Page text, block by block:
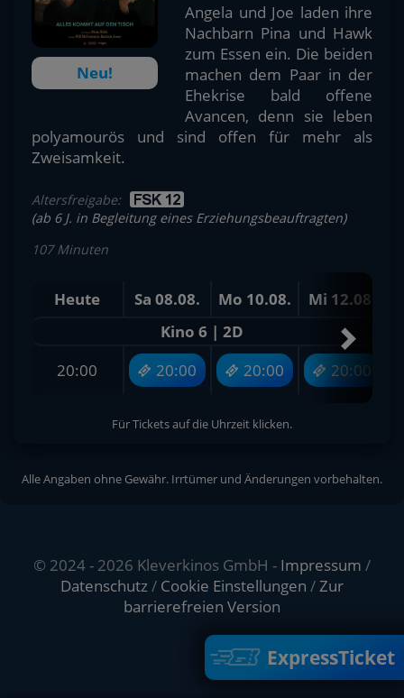
ExpressTicket
Neu!
Angela und Joe laden ihre
Nachbarn Pina und Hawk
zum Essen ein. Die beiden
machen dem Paar in der
Ehekrise bald offene
Avancen, denn sie leben
polyamourös und sind offen für mehr als
Zweisamkeit.
Altersfreigabe:
(ab 6 J. in Begleitung eines Erziehungsbeauftragten)
107 Minuten
Heute Sa 08.08. Mo 10.08. Mi 12.08.
20:00 20:00 20:00 20:00
Kino 6 | 2D
Für Tickets auf die Uhrzeit klicken.
Alle Angaben ohne Gewähr. Irrtümer und Änderungen vorbehalten.
© 2024 - 2026 Kleverkinos GmbH - Impressum /
Datenschutz/ Cookie Einstellungen /Zur
barrierefreien Version